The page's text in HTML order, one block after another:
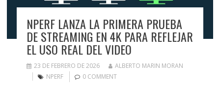
NPERF LANZA LA PRIMERA PRUEBA
DE STREAMING EN 4K PARA REFLEJAR
EL USO REAL DEL VIDEO
23 DE FEBRERO DE 2026
ALBERTO MARIN MORAN
NPERF
0 COMMENT